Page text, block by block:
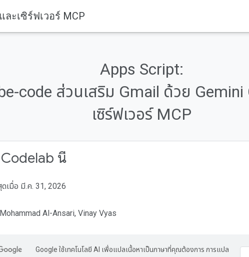
ละเซิร์ฟเวอร์ MCP
Apps Script:
code ส่วนเสริม Gmail ด้วย Gemini
เซิร์ฟเวอร์ MCP
นี้
ดเมื่อ มี.ค. 31, 2026
Al-Ansari, Vinay Vyas
Google ใช้เทคโนโลยี AI เพื่อแปลเนื้อหาเป็นภาษาที่คุณต้องการ การแปล